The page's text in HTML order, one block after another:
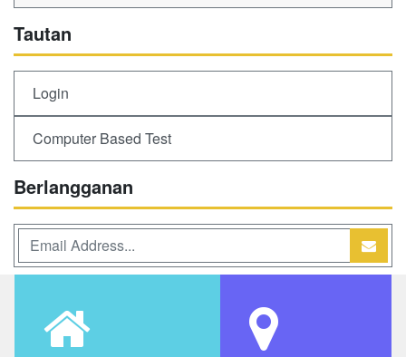
Tautan
Login
Computer Based Test
Berlangganan